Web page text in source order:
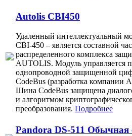
Autolis CBI450
Удаленный интеллектуальный
CBI-450 – является составной
распределенного комплекса
AUTOLIS. Модуль управляется
однопроводной защищенной
CodeBus (разработка
Шина CodeBus защищена
и алгоритмом
преобразования. Подробнее
Pandora DS-511 Обычная